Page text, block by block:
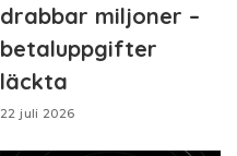
drabbar miljoner –
betaluppgifter
läckta
22 juli 2026